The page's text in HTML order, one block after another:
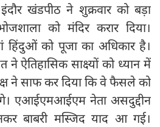
खंडपीठ ने शुक्रवार को बड़ा
को मंदिर करार दिया।
हिंदुओं को पूजा का अधिकार है।
ऐतिहासिक साक्ष्यों को ध्यान में
ने साफ कर दिया कि वे फैसले को
एआईएमआईएम नेता असदुद्दीन
बाबरी मस्जिद याद आ गई।